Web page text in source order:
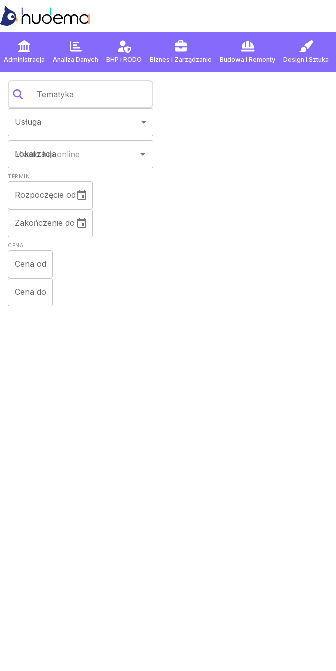
Administracja Analiza Danych BHP i RODO Biznes i Zarządzanie Budowa i Remonty Design i Sztuka
Usługa
Lokalizacja
TERMIN
Rozpoczęcie od
Zakończenie do
CENA
Cena od
Cena do